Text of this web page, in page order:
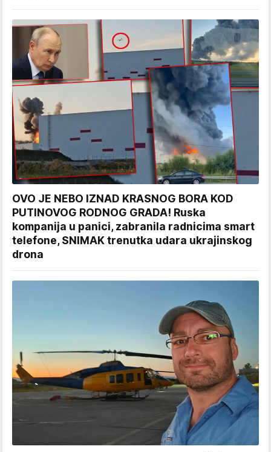
OVO JE NEBO IZNAD KRASNOG BORA KOD
PUTINOVOG RODNOG GRADA! Ruska
kompanija u panici, zabranila radnicima smart
telefone, SNIMAK trenutka udara ukrajinskog
drona